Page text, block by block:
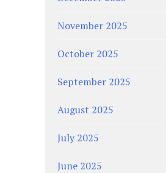
November 2025
October 2025
September 2025
August 2025
July 2025
June 2025